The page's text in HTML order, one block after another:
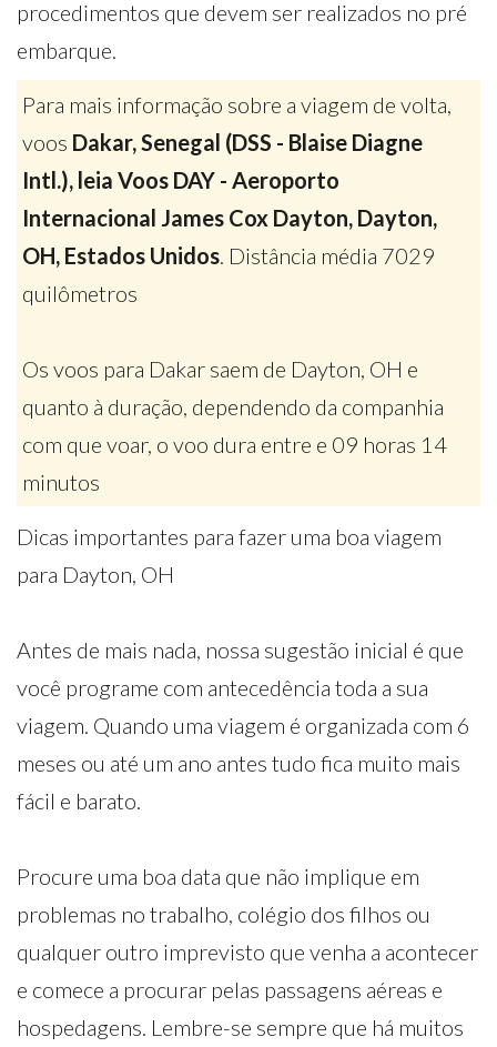
procedimentos que devem ser realizados no pré
embarque.
Para mais informação sobre a viagem de volta,
voos Dakar, Senegal (DSS - Blaise Diagne
Intl.), leia Voos DAY - Aeroporto
Internacional James Cox Dayton, Dayton,
OH, Estados Unidos. Distância média 7029
quilômetros
Os voos para Dakar saem de Dayton, OH e
quanto à duração, dependendo da companhia
com que voar, o voo dura entre e 09 horas 14
minutos
Dicas importantes para fazer uma boa viagem
para Dayton, OH
Antes de mais nada, nossa sugestão inicial é que
você programe com antecedência toda a sua
viagem. Quando uma viagem é organizada com 6
meses ou até um ano antes tudo fica muito mais
fácil e barato.
Procure uma boa data que não implique em
problemas no trabalho, colégio dos filhos ou
qualquer outro imprevisto que venha a acontecer
e comece a procurar pelas passagens aéreas e
hospedagens. Lembre-se sempre que há muitos